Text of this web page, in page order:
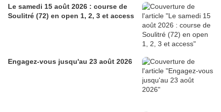
Le samedi 15 août 2026 : course de
Soulitré (72) en open 1, 2, 3 et access
Engagez-vous jusqu'au 23 août 2026